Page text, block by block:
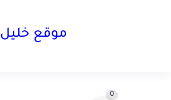
موقع خليل
0